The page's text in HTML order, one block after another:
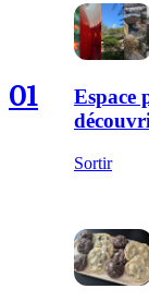
01
Espace
Sortir